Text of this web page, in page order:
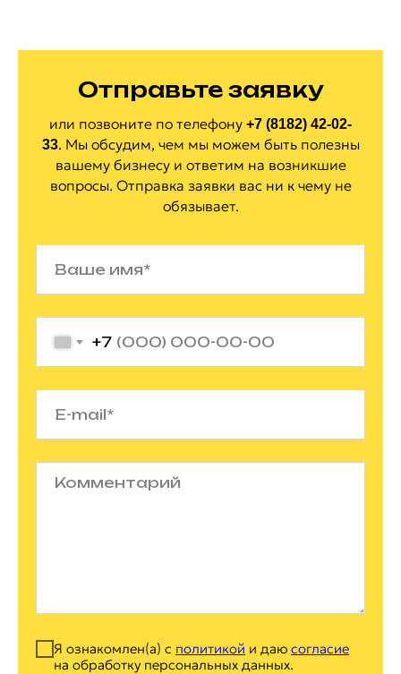
Отправьте заявку
или позвоните по телефону +7 (8182) 42-02-
33. Мы обсудим, чем мы можем быть полезны
вашему бизнесу и ответим на возникшие
вопросы. Отправка заявки вас ни к чему не
обязывает.
+7
Я ознакомлен(а) с политикой и даю согласие
на обработку персональных данных.